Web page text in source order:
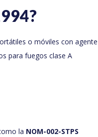
o móviles con agente
para fuegos clase A
la NOM-002-STPS